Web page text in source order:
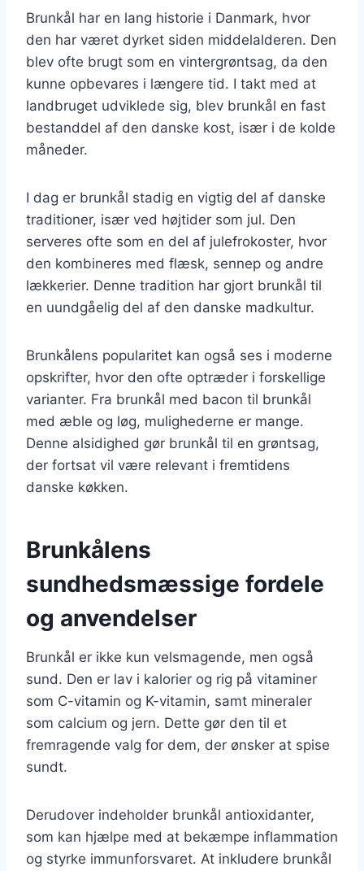
Brunkål har en lang historie i Danmark, hvor
den har været dyrket siden middelalderen. Den
blev ofte brugt som en vintergrøntsag, da den
kunne opbevares i længere tid. I takt med at
landbruget udviklede sig, blev brunkål en fast
bestanddel af den danske kost, især i de kolde
måneder.
I dag er brunkål stadig en vigtig del af danske
traditioner, især ved højtider som jul. Den
serveres ofte som en del af julefrokoster, hvor
den kombineres med flæsk, sennep og andre
lækkerier. Denne tradition har gjort brunkål til
en uundgåelig del af den danske madkultur.
Brunkålens popularitet kan også ses i moderne
opskrifter, hvor den ofte optræder i forskellige
varianter. Fra brunkål med bacon til brunkål
med æble og løg, mulighederne er mange.
Denne alsidighed gør brunkål til en grøntsag,
der fortsat vil være relevant i fremtidens
danske køkken.
Brunkålens
sundhedsmæssige fordele
og anvendelser
Brunkål er ikke kun velsmagende, men også
sund. Den er lav i kalorier og rig på vitaminer
som C-vitamin og K-vitamin, samt mineraler
som calcium og jern. Dette gør den til et
fremragende valg for dem, der ønsker at spise
sundt.
Derudover indeholder brunkål antioxidanter,
som kan hjælpe med at bekæmpe inflammation
og styrke immunforsvaret. At inkludere brunkål